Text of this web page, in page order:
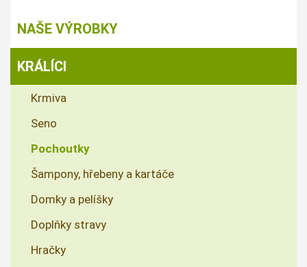
NAŠE VÝROBKY
KRÁLÍCI
Krmiva
Seno
Pochoutky
Šampony, hřebeny a kartáče
Domky a pelíšky
Doplňky stravy
Hračky